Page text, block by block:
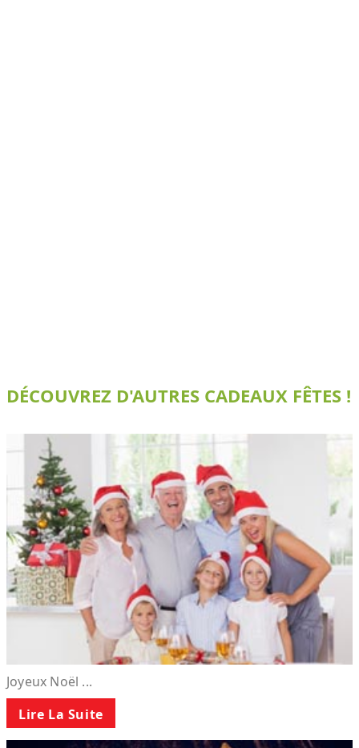
DÉCOUVREZ D'AUTRES CADEAUX FÊTES !
Joyeux Noël ...
Lire La Suite